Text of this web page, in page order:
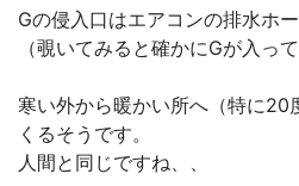
Gの侵入口はエアコンの排水ホー
（覗いてみると確かにGが入っ
寒い外から暖かい所へ（特に20
くるそうです。
人間と同じですね、、